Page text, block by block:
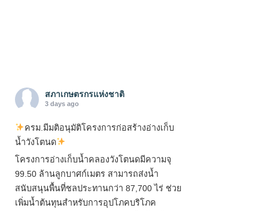
สภาเกษตรกรแห่งชาติ
3 days ago
ครม.มีมติอนุมัติโครงการก่อสร้างอ่างเก็บ
น้ำวังโตนด
โครงการอ่างเก็บน้ำคลองวังโตนดมีความจุ
99.50 ล้านลูกบาศก์เมตร สามารถส่งน้ำ
สนับสนุนพื้นที่ชลประทานกว่า 87,700 ไร่ ช่วย
เพิ่มน้ำต้นทุนสำหรับการอุปโภคบริโภค